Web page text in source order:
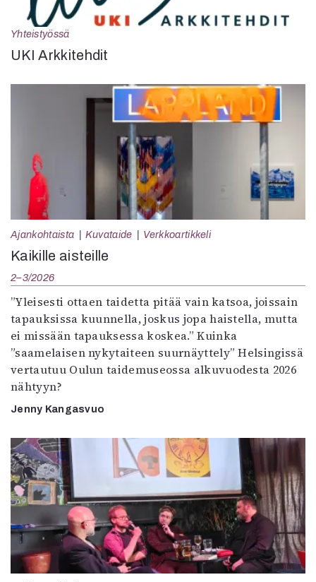
Yhteistyössä
UKI Arkkitehdit
Ajankohtaista Kuvataide Verkkoartikkeli
Kaikille aisteille
2–3/2026
”Yleisesti ottaen taidetta pitää vain katsoa, joissain
tapauksissa kuunnella, joskus jopa haistella, mutta
ei missään tapauksessa koskea.” Kuinka
”saamelaisen nykytaiteen suurnäyttely” Helsingissä
vertautuu Oulun taidemuseossa alkuvuodesta 2026
nähtyyn?
Jenny Kangasvuo